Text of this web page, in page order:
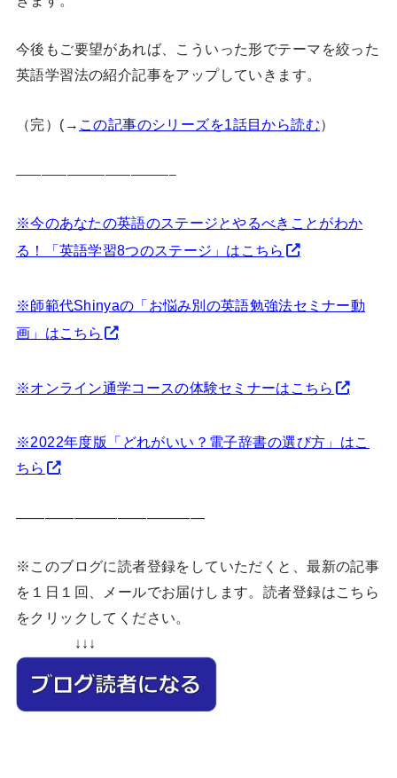
今後もご要望があれば、こういった形でテーマを絞った
英語学習法の紹介記事をアップしていきます。
（完） (→ この記事のシリーズを1話目から読む）
————————————–
※今のあなたの英語のステージとやるべきことがわか
る！「英語学習8つのステージ」はこちら
※師範代Shinyaの「お悩み別の英語勉強法セミナー動
画」はこちら
※オンライン通学コースの体験セミナーはこちら
※2022年度版「どれがいい？電子辞書の選び方」はこ
ちら
—————————————
※このブログに読者登録をしていただくと、最新の記事
を１日１回、メールでお届けします。読者登録はこちら
をクリックしてください。
↓↓↓